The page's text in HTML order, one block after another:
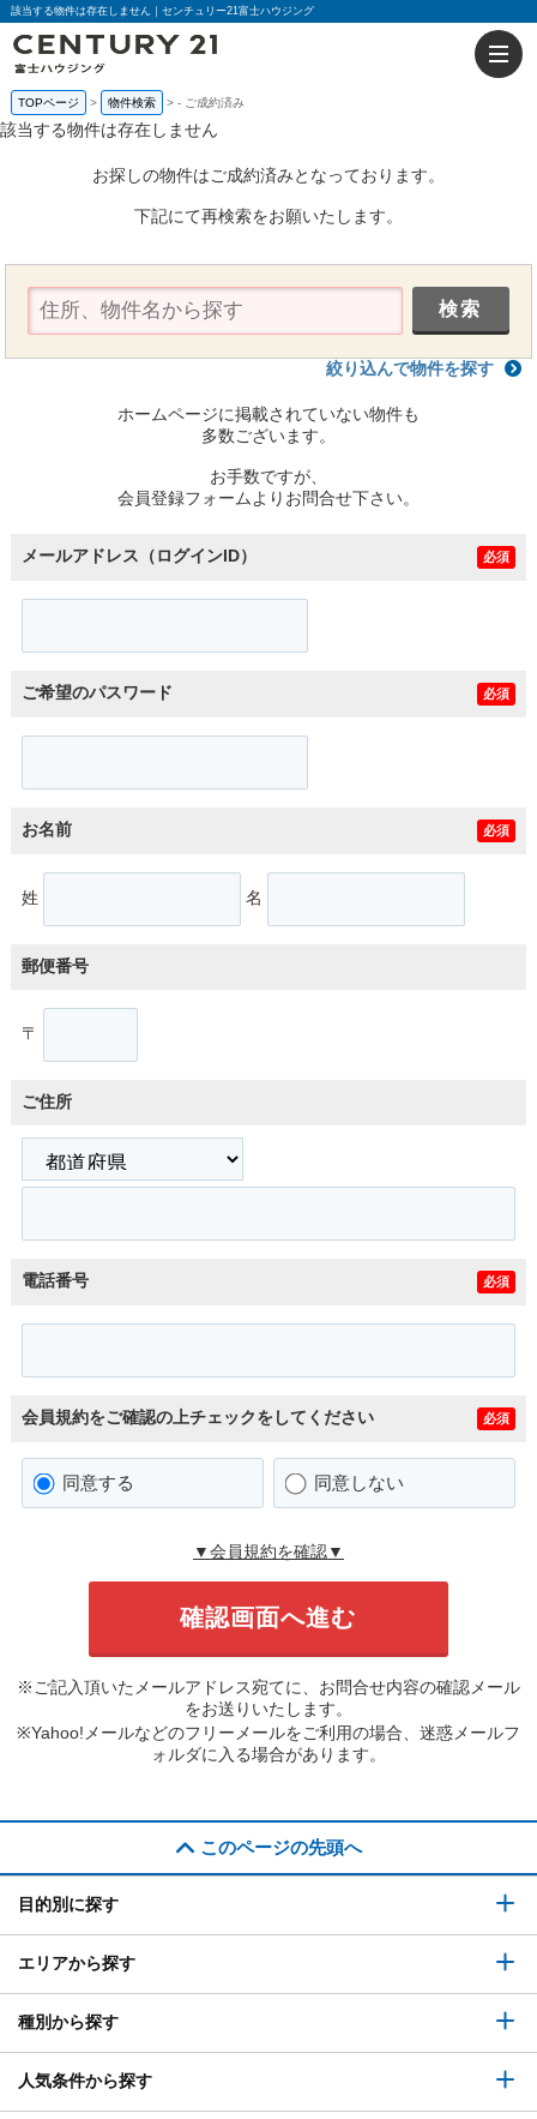
該当する物件は存在しません｜センチュリー21富士ハウジング
TOPページ 物件検索 - ご成約済み
該当する物件は存在しません
お探しの物件はご成約済みとなっております。
下記にて再検索をお願いたします。
絞り込んで物件を探す
ホームページに掲載されていない物件も
多数ございます。
お手数ですが、
会員登録フォームよりお問合せ下さい。
メールアドレス（ログインID） 必須
ご希望のパスワード 必須
お名前 必須
姓 名
郵便番号
〒
ご住所
電話番号 必須
会員規約をご確認の上チェックをしてください 必須
同意する 同意しない
▼会員規約を確認▼
※ご記入頂いたメールアドレス宛てに、お問合せ内容の確認メール
をお送りいたします。
※Yahoo!メールなどのフリーメールをご利用の場合、迷惑メールフ
ォルダに入る場合があります。
このページの先頭へ
目的別に探す
エリアから探す
種別から探す
人気条件から探す